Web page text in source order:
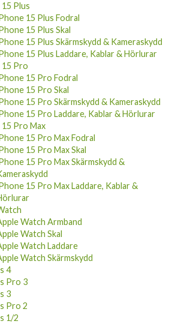
Plus
15 Plus Fodral
15 Plus Skal
15 Plus Skärmskydd & Kameraskydd
15 Plus Laddare, Kablar & Hörlurar
Pro
15 Pro Fodral
15 Pro Skal
15 Pro Skärmskydd & Kameraskydd
15 Pro Laddare, Kablar & Hörlurar
Pro Max
15 Pro Max Fodral
15 Pro Max Skal
15 Pro Max Skärmskydd &
15 Pro Max Laddare, Kablar &
Watch Armband
Watch Skal
Watch Laddare
Watch Skärmskydd
4
Pro 3
3
Pro 2
1/2